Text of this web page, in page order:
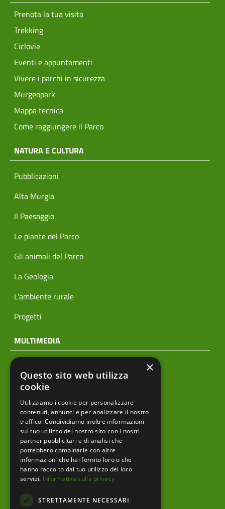
Prenota la tua visita
Trekking
Ciclovie
Eventi e appuntamenti
Vivere i parchi in sicurezza
Murgeopark
Mappa tecnica
Come raggiungere il Parco
NATURA E CULTURA
Pubblicazioni
Alta Murgia
Il Paesaggio
Le piante del Parco
Gli animali del Parco
La Geologia
L'ambiente rurale
Progetti
MULTIMEDIA
Archivio news
Prodotti editoriali
menu footer
Ente
Amministrazione trasparente
×
Questo sito web utilizza
cookie
Utilizziamo i cookie per personalizzare
contenuti, annunci e per analizzare il nostro
traffico. Condividiamo inoltre informazioni
sul tuo utilizzo del nostro sito con i nostri
partner pubblicitari e di analisi che
potrebbero combinarle con altre
informazioni che hai fornito loro o che
hanno raccolto dal tuo utilizzo dei loro
servizi. Informativa sulla privacy
STRETTAMENTE NECESSARI